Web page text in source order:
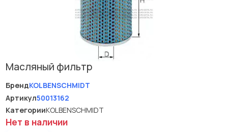
Масляный фильтр
БрендKOLBENSCHMIDT
Артикул50013162
КатегорииKOLBENSCHMIDT
Нет в наличии